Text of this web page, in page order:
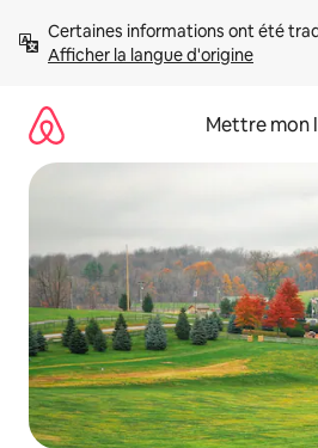
directement
Afficher la langue d'origine
Mettre mon